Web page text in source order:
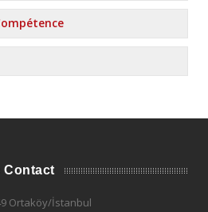
Contact
Ortaköy/İstanbul